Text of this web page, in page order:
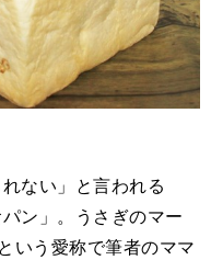
ない」と言われる
ン」。うさぎのマー
いう愛称で筆者のママ